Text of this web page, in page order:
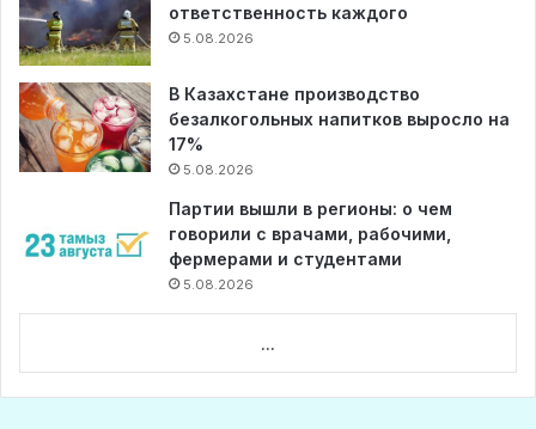
ответственность каждого
5.08.2026
В Казахстане производство
безалкогольных напитков выросло на
17%
5.08.2026
Партии вышли в регионы: о чем
говорили с врачами, рабочими,
фермерами и студентами
5.08.2026
...